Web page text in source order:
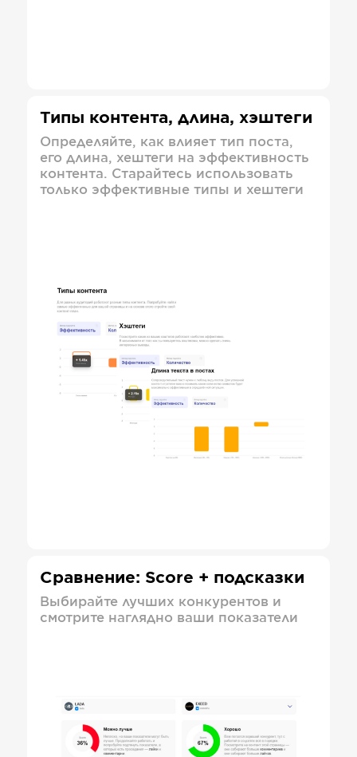
Типы контента, длина, хэштеги
Определяйте, как влияет тип поста,
его длина, хештеги на эффективность
контента. Старайтесь использовать
только эффективные типы и хештеги
Сравнение: Score + подсказки
Выбирайте лучших конкурентов и
смотрите наглядно ваши показатели